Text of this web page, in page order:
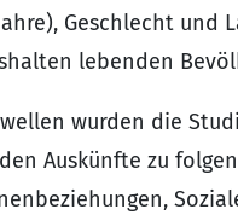
Geschlecht
lebenden
wurden die
Auskünfte zu